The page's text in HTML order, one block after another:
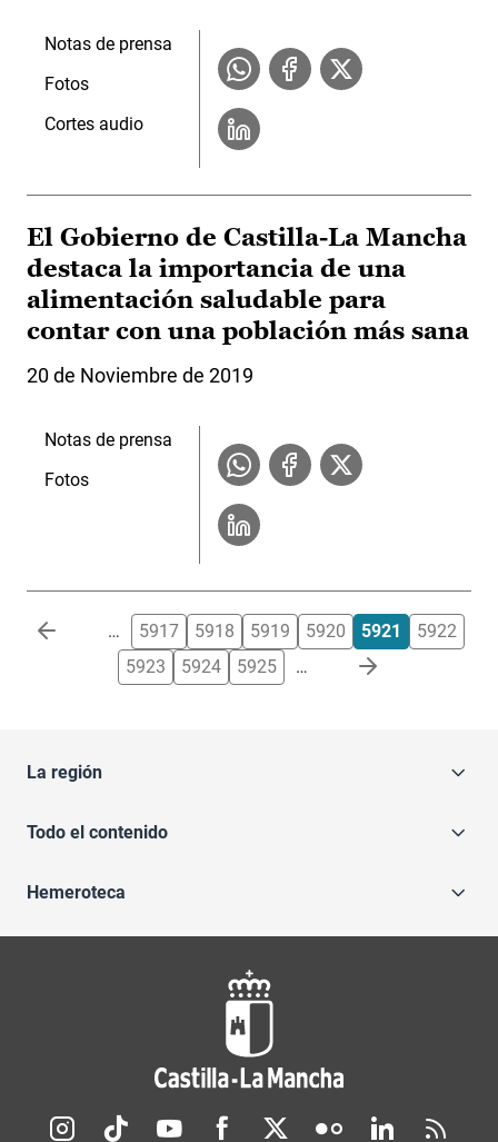
Notas de prensa
Fotos
Cortes audio
El Gobierno de Castilla-La Mancha
destaca la importancia de una
alimentación saludable para
contar con una población más sana
20 de Noviembre de 2019
Notas de prensa
Fotos
Paginación … 5917 5918 5919 5920 5921
5922
5923
5924 5925 …
La región
Todo el contenido
Hemeroteca
Redes sociales JCCM